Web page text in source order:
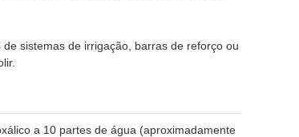
sistemas de irrigação, barras de reforço ou
a 10 partes de água (aproximadamente